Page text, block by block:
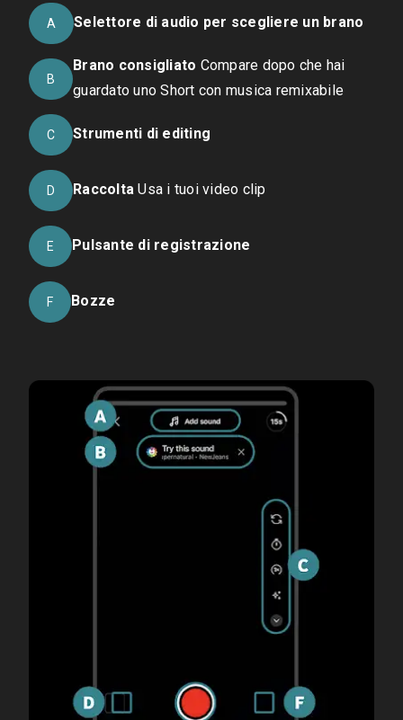
A Selettore di audio per scegliere un brano
B
Brano consigliato Compare dopo che hai
guardato uno Short con musica remixabile
C Strumenti di editing
D Raccolta Usa i tuoi video clip
E Pulsante di registrazione
F Bozze